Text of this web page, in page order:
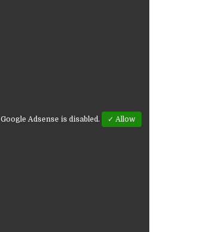
Google Adsense is disabled. ✓ Allow